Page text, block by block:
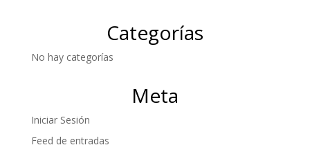
Categorías
No hay categorías
Meta
Iniciar Sesión
Feed de entradas